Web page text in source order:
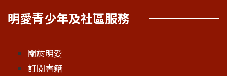
明愛青少年及社區服務
關於明愛
訂閱書籍